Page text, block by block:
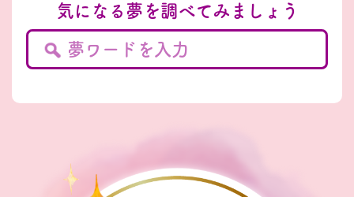
気になる夢を調べてみましょう